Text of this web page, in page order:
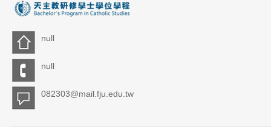
null
null
082303@mail.fju.edu.tw